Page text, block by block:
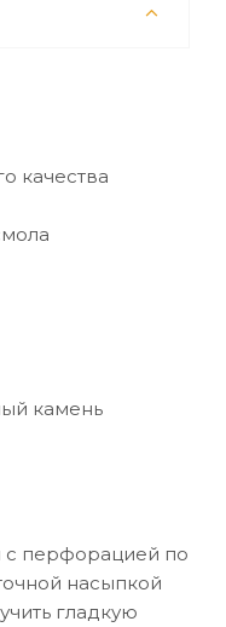
качества
камень
с перфорацией по
насыпкой
гладкую